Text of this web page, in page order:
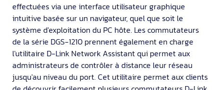
effectuées via une interface utilisateur graphique
intuitive basée sur un navigateur, quel que soit le
système d'exploitation du PC hôte. Les commutateurs
de la série DGS-1210 prennent également en charge
l'utilitaire D-Link Network Assistant qui permet aux
administrateurs de contrôler à distance leur réseau
jusqu'au niveau du port. Cet utilitaire permet aux clients